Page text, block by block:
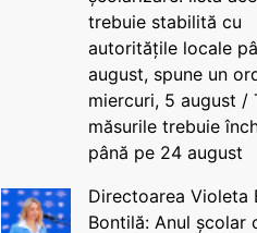
trebuie stabilită cu
autoritățile locale
august, spune un
miercuri, 5 august /
măsurile trebuie
până pe 24 august
Directoarea Violeta
Bontilă: Anul școlar